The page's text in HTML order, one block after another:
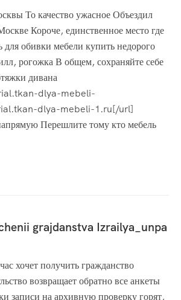
То качество ужасное Объездил
Короче, единственное место где
для обивки мебели купить недорого
рогожка В общем, сохраняйте себе
дивана
dlya-mebeli-
dlya-mebeli-1.ru[/url]
Перешлите тому кто мебель
grajdanstva Izrailya_unpa
хочет получить гражданство
возвращает обратно все анкеты
записи на архивную проверку горят,